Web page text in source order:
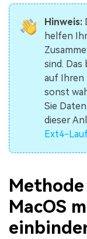
Hinweis:
helfen
sind.
auf Ihren
sonst
Sie
dieser
Ext4-
MacOS